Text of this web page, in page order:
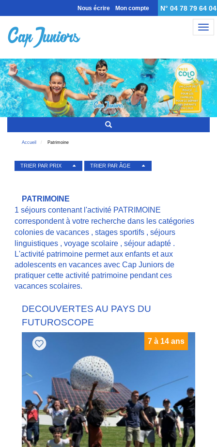
Nous écrire Mon compte N° 04 78 79 64 04
Accueil Patrimoine
TRIER PAR PRIX TRIER PAR ÂGE
PATRIMOINE
1 séjours contenant l'activité PATRIMOINE
correspondent à votre recherche dans les catégories
colonies de vacances , stages sportifs , séjours
linguistiques , voyage scolaire , séjour adapté .
L'activité patrimoine permet aux enfants et aux
adolescents en vacances avec Cap Juniors de
pratiquer cette activité patrimoine pendant ces
vacances scolaires.
DECOUVERTES AU PAYS DU
FUTUROSCOPE
7 à 14 ans